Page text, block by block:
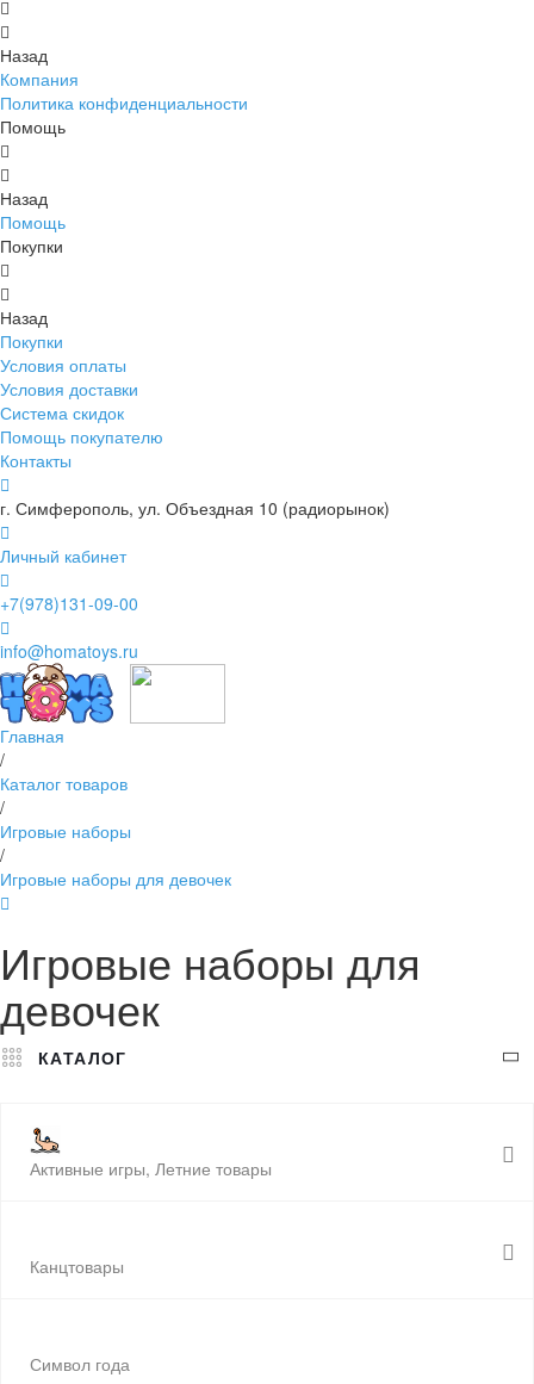
Назад
Компания
Политика конфиденциальности
Помощь
Назад
Помощь
Покупки
Назад
Покупки
Условия оплаты
Условия доставки
Система скидок
Помощь покупателю
Контакты
г. Симферополь, ул. Объездная 10 (радиорынок)
Личный кабинет
+7(978)131-09-00
info@homatoys.ru
Главная
/
Каталог товаров
/
Игровые наборы
/
Игровые наборы для девочек
Игровые наборы для
девочек
КАТАЛОГ
Активные игры, Летние товары
Канцтовары
Символ года